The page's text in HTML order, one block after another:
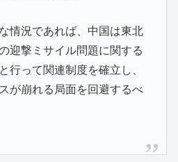
情況であれば、中国は東北
迎撃ミサイル問題に関する
行って関連制度を確立し、
が崩れる局面を回避するべ